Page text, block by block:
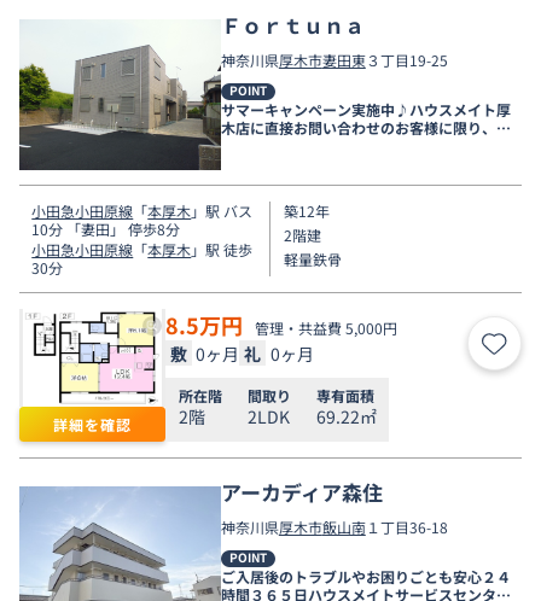
Ｆｏｒｔｕｎａ
神奈川県厚木市妻田東３丁目19-25
POINT
サマーキャンペーン実施中♪ハウスメイト厚
木店に直接お問い合わせのお客様に限り、９
月末まで家賃無料♪
小田急小田原線 「本厚木」駅 バス
10分 「妻田」 停歩8分
小田急小田原線 「本厚木」駅 徒歩
30分
築12年
2階建
軽量鉄骨
詳細を確認
8.5万円 管理・共益費 5,000円
敷 0ヶ月 礼 0ヶ月 お気
所在階
2階
間取り
2LDK
専有面積
69.22㎡
アーカディア森住
神奈川県厚木市飯山南１丁目36-18
POINT
ご入居後のトラブルやお困りごとも安心２４
時間３６５日ハウスメイトサービスセンター